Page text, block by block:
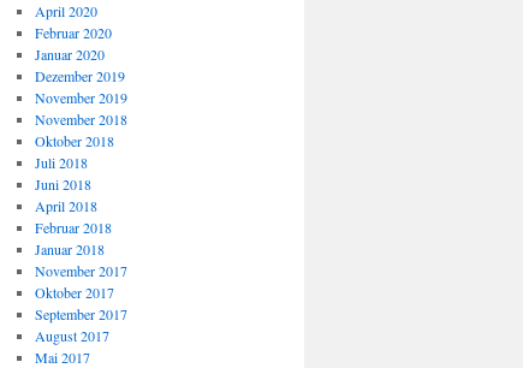
April 2020
Februar 2020
Januar 2020
Dezember 2019
November 2019
November 2018
Oktober 2018
Juli 2018
Juni 2018
April 2018
Februar 2018
Januar 2018
November 2017
Oktober 2017
September 2017
August 2017
Mai 2017